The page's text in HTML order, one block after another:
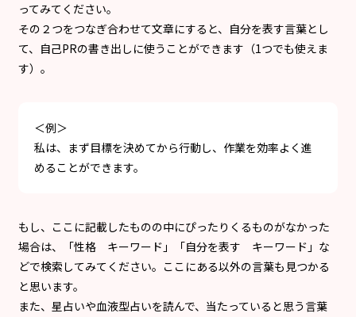
ってみてください。
その２つをつなぎ合わせて文章にすると、自分を表す言葉とし
て、自己PRの書き出しに使うことができます（1つでも使えま
す）。
＜例＞
私は、まず目標を決めてから行動し、作業を効率よく進
めることができます。
もし、ここに記載したものの中にぴったりくるものがなかった
場合は、「性格 キーワード」「自分を表す キーワード」な
どで検索してみてください。ここにある以外の言葉も見つかる
と思います。
また、星占いや血液型占いを読んで、当たっていると思う言葉